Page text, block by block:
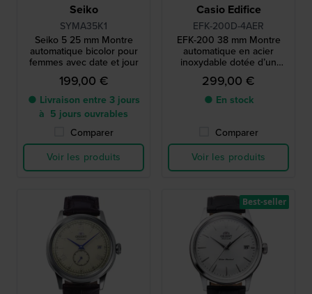
Seiko
SYMA35K1
Seiko 5 25 mm Montre
automatique bicolor pour
femmes avec date et jour
199,00 €
● Livraison entre 3 jours
à 5 jours ouvrables
Comparer
Voir les produits
Casio Edifice
EFK-200D-4AER
EFK-200 38 mm Montre
automatique en acier
inoxydable dotée d’un
cadran unique à plusieurs
niveaux
299,00 €
● En stock
Comparer
Voir les produits
Best-seller